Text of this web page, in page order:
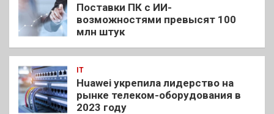
Поставки ПК с ИИ-
возможностями превысят 100
млн штук
IT
Huawei укрепила лидерство на
рынке телеком-оборудования в
2023 году